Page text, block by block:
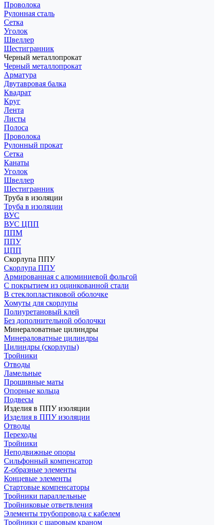
Проволока
Рулонная сталь
Сетка
Уголок
Швеллер
Шестигранник
Черный металлопрокат
Черный металлопрокат
Арматура
Двутавровая балка
Квадрат
Круг
Лента
Листы
Полоса
Проволока
Рулонный прокат
Сетка
Канаты
Уголок
Швеллер
Шестигранник
Труба в изоляции
Труба в изоляции
ВУС
ВУС ЦПП
ППМ
ППУ
ЦПП
Скорлупа ППУ
Скорлупа ППУ
Армированная с алюминиевой фольгой
С покрытием из оцинкованной стали
В стеклопластиковой оболочке
Хомуты для скорлупы
Полиуретановый клей
Без дополнительной оболочки
Минераловатные цилиндры
Минераловатные цилиндры
Цилиндры (скорлупы)
Тройники
Отводы
Ламельные
Прошивные маты
Опорные кольца
Подвесы
Изделия в ППУ изоляции
Изделия в ППУ изоляции
Отводы
Переходы
Тройники
Неподвижные опоры
Cильфонный компенсатор
Z-образные элементы
Концевые элементы
Стартовые компенсаторы
Тройники параллельные
Тройниковые ответвления
Элементы трубопровода с кабелем
Тройники с шаровым краном